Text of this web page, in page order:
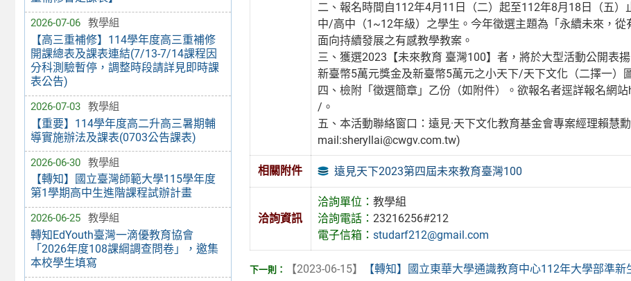
2026-07-06 教學組
【高三重補修】114學年度高三重補修
開課總表及課表連結(7/13-7/14課程因
分科測驗暫停，調整時段請詳見即時課
表公告)
2026-07-03 教學組
【重要】114學年度高二升高三暑期輔
導實施辦法及課表(0703公告課表)
2026-06-30 教學組
【轉知】國立臺灣師範大學115學年度
第1學期高中生進階課程試辦計畫
2026-06-25 教學組
轉知EdYouth臺灣一滴優教育協會
「2026年度108課綱調查問卷」，邀集
本校學生填寫
二、報名時間自112年4月11日（二）起至112年8月18日（五
中/高中（1~12年級）之學生。今年徵選主題為「永續未來，
面向持續發展之有感教學教案。
三、獲選2023【未來教育 臺灣100】者，將於大型活動公開表
新臺幣5萬元獎金及新臺幣5萬元之小天下/天下文化（二擇一）
四、檢附「徵選簡章」乙份（如附件）。欲報名者逕詳報名網
/。
五、本活動聯絡窗口：遠見·天下文化教育基金會專案經理賴慧
mail:sheryllai@cwgv.com.tw)
相關附件 遠見天下2023第四屆未來教育臺灣100
洽詢資訊
洽詢單位：教學組
洽詢電話：23216256#212
電子信箱：studarf212@gmail.com
【2023-06-15】
【轉知】國立東華大學通識教育中心112年大學部準新